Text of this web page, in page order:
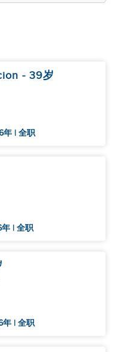
- 39岁
年 | 全职
| 全职
年 | 全职